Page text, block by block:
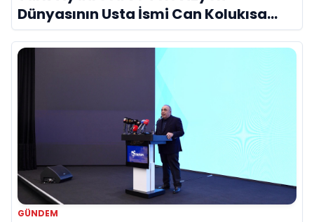
Dünyasının Usta İsmi Can Kolukısa
Hayatını Kaybetti
GÜNDEM